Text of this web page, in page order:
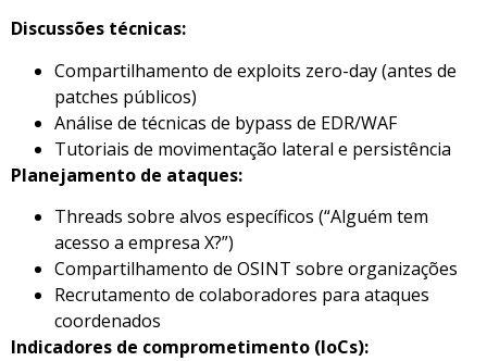
Discussões técnicas:
Compartilhamento de exploits zero-day (antes de
patches públicos)
Análise de técnicas de bypass de EDR/WAF
Tutoriais de movimentação lateral e persistência
Planejamento de ataques:
Threads sobre alvos específicos (“Alguém tem
acesso a empresa X?”)
Compartilhamento de OSINT sobre organizações
Recrutamento de colaboradores para ataques
coordenados
Indicadores de comprometimento (IoCs):